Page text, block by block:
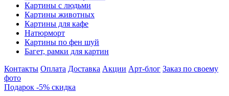
Картины с людьми
Картины животных
Картины для кафе
Натюрморт
Картины по фен шуй
Багет, рамки для картин
Контакты Оплата Доставка Акции Арт-блог Заказ по своему
фото
Подарок -5% скидка